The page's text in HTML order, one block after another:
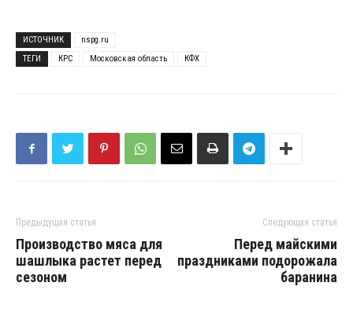
ИСТОЧНИК
nspg.ru
ТЕГИ
КРС Московская область КФХ
Предыдущая статья
Производство мяса для
шашлыка растет перед
сезоном
Следующая статья
Перед майскими
праздниками подорожала
баранина